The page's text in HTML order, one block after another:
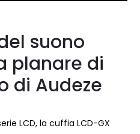
suono
planare di
di Audeze
LCD, la cuffia LCD-GX